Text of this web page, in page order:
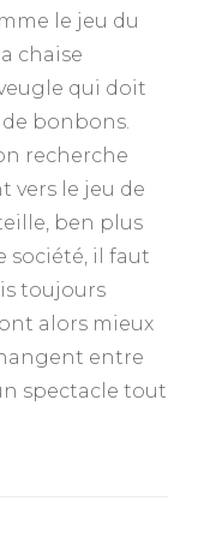
le jeu du
chaise
qui doit
de bonbons.
recherche
vers le jeu de
ben plus
société, il faut
toujours
alors mieux
entre
spectacle tout